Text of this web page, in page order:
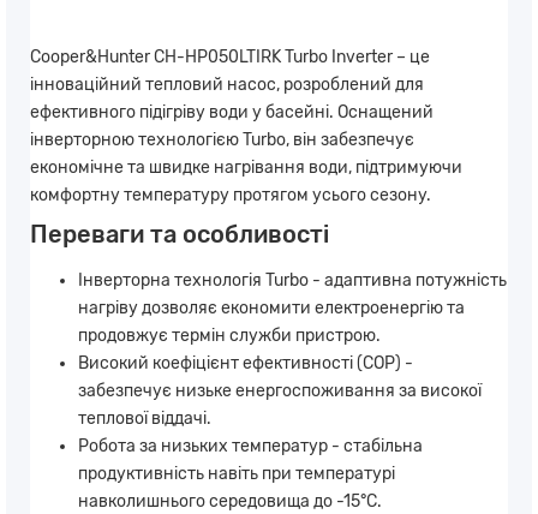
Cooper&Hunter CH-HP050LTIRK Turbo Inverter – це
інноваційний тепловий насос, розроблений для
ефективного підігріву води у басейні. Оснащений
інверторною технологією Turbo, він забезпечує
економічне та швидке нагрівання води, підтримуючи
комфортну температуру протягом усього сезону.
Переваги та особливості
Інверторна технологія Turbo - адаптивна потужність
нагріву дозволяє економити електроенергію та
продовжує термін служби пристрою.
Високий коефіцієнт ефективності (COP) -
забезпечує низьке енергоспоживання за високої
теплової віддачі.
Робота за низьких температур - стабільна
продуктивність навіть при температурі
навколишнього середовища до -15°C.